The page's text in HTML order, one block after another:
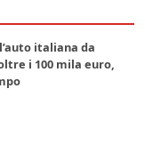
italiana da
i 100 mila euro,